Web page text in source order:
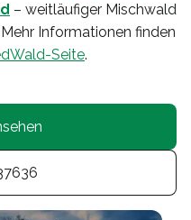
– weitläufiger Mischwald
Informationen finden
Seite.